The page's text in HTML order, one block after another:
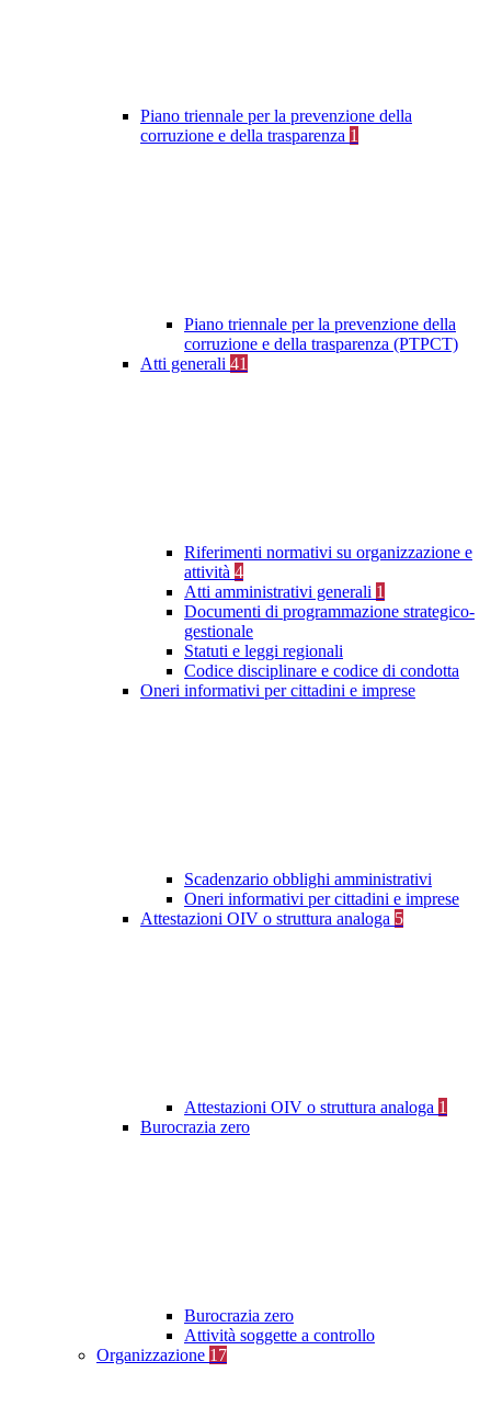
Piano triennale per la prevenzione della
corruzione e della trasparenza 1
Piano triennale per la prevenzione della
corruzione e della trasparenza (PTPCT)
Atti generali 41
Riferimenti normativi su organizzazione e
attività 4
Atti amministrativi generali 1
Documenti di programmazione strategico-
gestionale
Statuti e leggi regionali
Codice disciplinare e codice di condotta
Oneri informativi per cittadini e imprese
Scadenzario obblighi amministrativi
Oneri informativi per cittadini e imprese
Attestazioni OIV o struttura analoga 5
Attestazioni OIV o struttura analoga 1
Burocrazia zero
Burocrazia zero
Attività soggette a controllo
Organizzazione 17